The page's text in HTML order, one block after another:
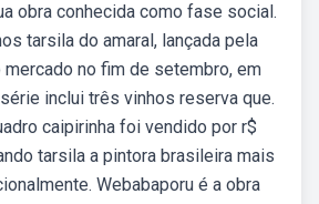
obra conhecida como fase social.
tarsila do amaral, lançada pela
mercado no fim de setembro, em
inclui três vinhos reserva que.
caipirinha foi vendido por r$
tarsila a pintora brasileira mais
Webabaporu é a obra